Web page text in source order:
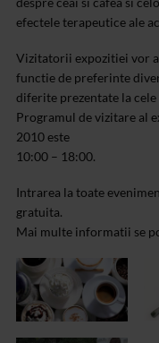
efectele terapeutice ale
Vizitatorii expozitiei vor
functie de preferinte
diferite prezentate la
Programul de vizitare al
2010 este
10:00 – 18:00.
Intrarea la toate
gratuita.
Mai multe informatii se